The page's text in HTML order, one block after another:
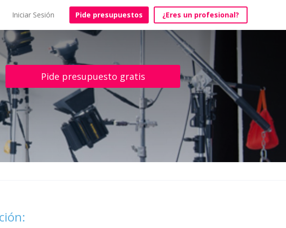
Iniciar Sesión Pide presupuestos ¿Eres un profesional?
Pide presupuesto gratis